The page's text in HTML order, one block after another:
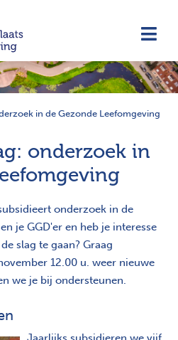
in de Gezonde Leefomgeving
onderzoek in
onderzoek in de
je GGD'er en heb je interesse
slag te gaan? Graag
12.00 u. weer nieuwe
we je bij ondersteunen.